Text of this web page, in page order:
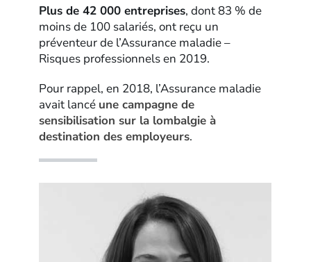
Plus de 42 000 entreprises, dont 83 % de
moins de 100 salariés, ont reçu un
préventeur de l’Assurance maladie –
Risques professionnels en 2019.
Pour rappel, en 2018, l’Assurance maladie
avait lancé une campagne de
sensibilisation sur la lombalgie à
destination des employeurs.